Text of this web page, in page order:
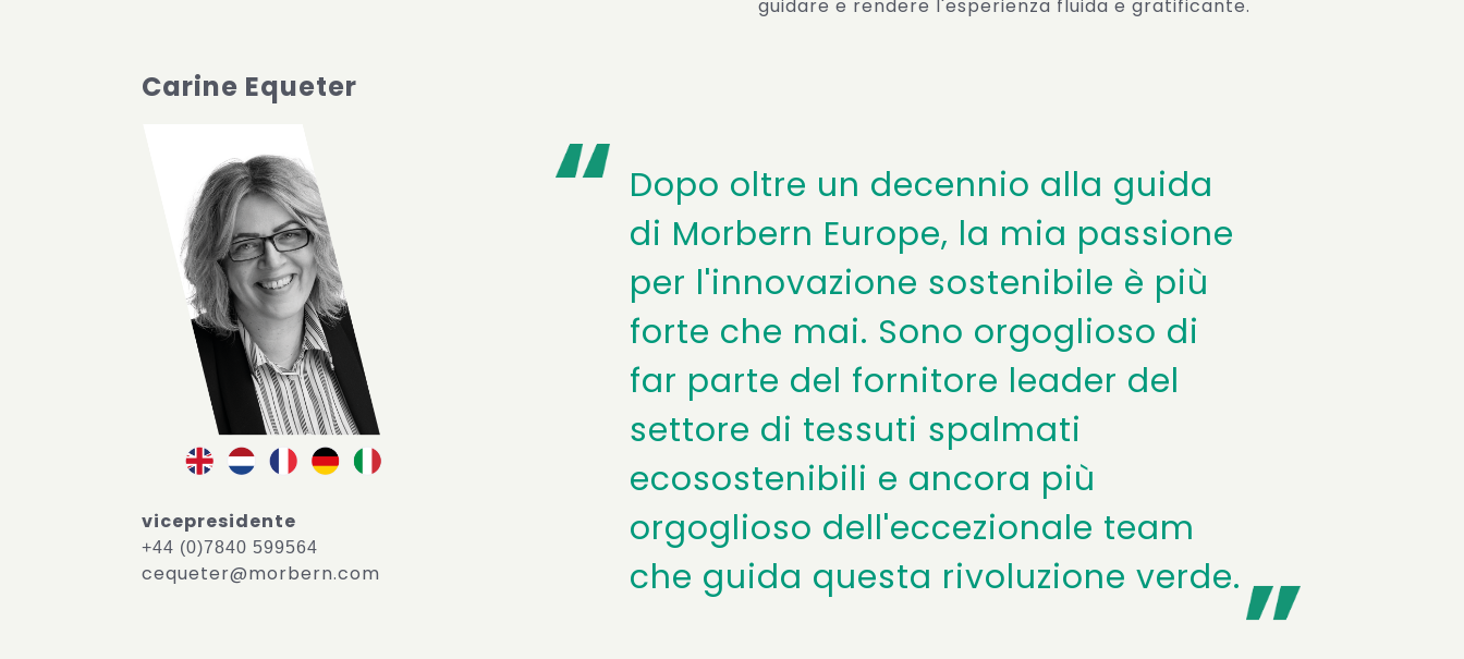
guidare e rendere l'esperienza fluida e gratificante.
Carine Equeter
vicepresidente
+44 (0)7840 599564
cequeter@morbern.com
Dopo oltre un decennio alla guida
di Morbern Europe, la mia passione
per l'innovazione sostenibile è più
forte che mai. Sono orgoglioso di
far parte del fornitore leader del
settore di tessuti spalmati
ecosostenibili e ancora più
orgoglioso dell'eccezionale team
che guida questa rivoluzione verde.